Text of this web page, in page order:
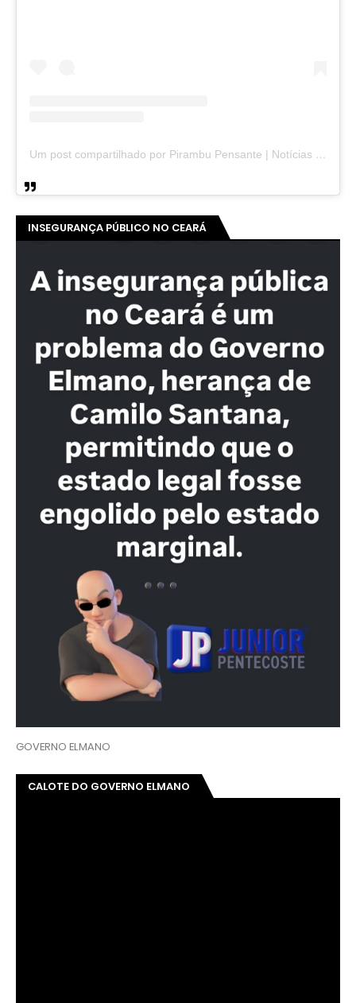
Um post compartilhado por Pirambu Pensante | Notícias & Entretenimento (@pirambupensante)
INSEGURANÇA PÚBLICO NO CEARÁ
GOVERNO ELMANO
CALOTE DO GOVERNO ELMANO